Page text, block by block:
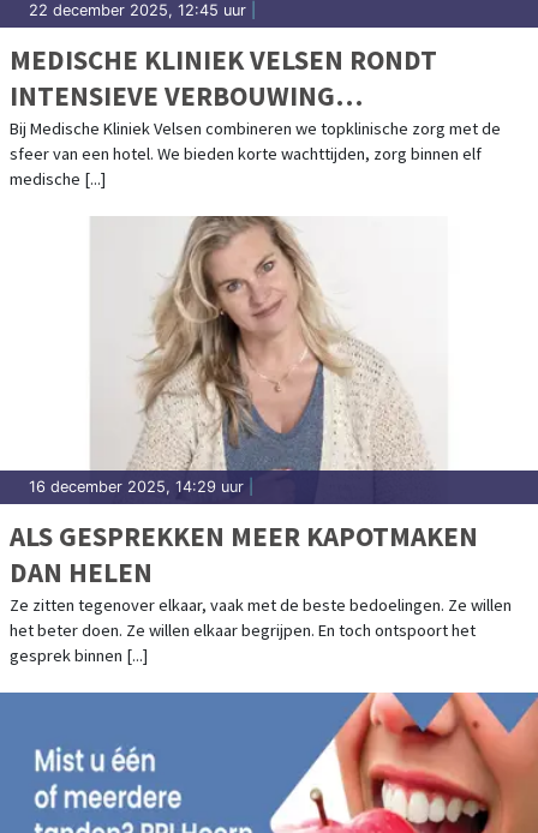
22 december 2025, 12:45 uur
MEDISCHE KLINIEK VELSEN RONDT
INTENSIEVE VERBOUWING
HOOFDGEBOUW AF
Bij Medische Kliniek Velsen combineren we topklinische zorg met de
sfeer van een hotel. We bieden korte wachttijden, zorg binnen elf
medische [...]
16 december 2025, 14:29 uur
ALS GESPREKKEN MEER KAPOTMAKEN
DAN HELEN
Ze zitten tegenover elkaar, vaak met de beste bedoelingen. Ze willen
het beter doen. Ze willen elkaar begrijpen. En toch ontspoort het
gesprek binnen [...]